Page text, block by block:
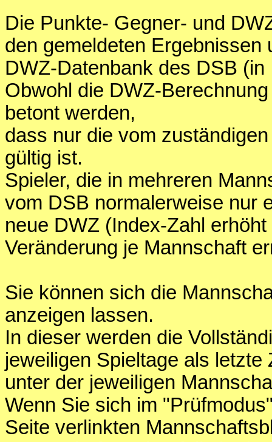
Die Punkte- Gegner- und
den gemeldeten Ergebnissen
DWZ-Datenbank des DSB
Obwohl die DWZ-
betont werden,
dass nur die vom
gültig ist.
Spieler, die in mehreren
vom DSB normalerweise nur
neue DWZ (Index-Zahl
Veränderung je Mannschaft
Sie können sich die
anzeigen lassen.
In dieser werden die
jeweiligen Spieltage als letzte
unter der jeweiligen
Wenn Sie sich im
Seite verlinkten